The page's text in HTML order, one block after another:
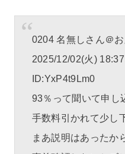
0204 名無しさん＠お
2025/12/02(火)
ID:YxP4t9Lm0
93％って聞いて申し
手数料引かれて少し
まあ説明はあったか